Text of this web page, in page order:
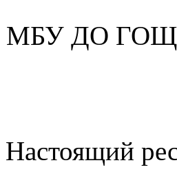
МБУ ДО ГОЩ
Настоящий